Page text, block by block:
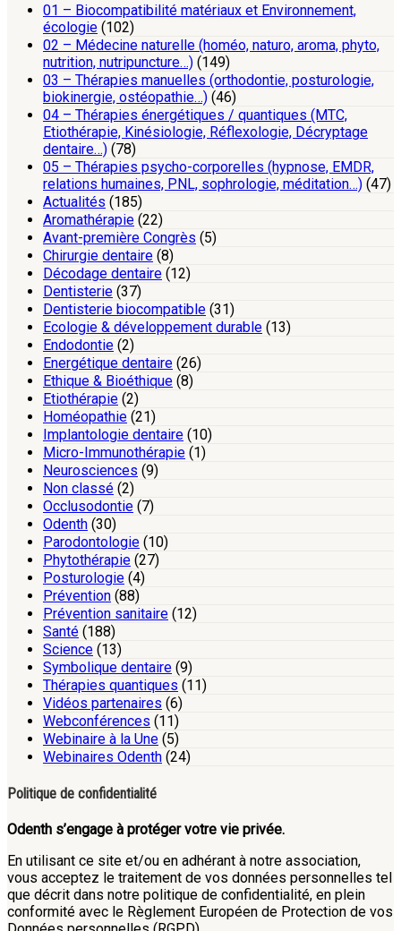
01 – Biocompatibilité matériaux et Environnement,
écologie (102)
02 – Médecine naturelle (homéo, naturo, aroma, phyto,
nutrition, nutripuncture…) (149)
03 – Thérapies manuelles (orthodontie, posturologie,
biokinergie, ostéopathie…) (46)
04 – Thérapies énergétiques / quantiques (MTC,
Etiothérapie, Kinésiologie, Réflexologie, Décryptage
dentaire…) (78)
05 – Thérapies psycho-corporelles (hypnose, EMDR,
relations humaines, PNL, sophrologie, méditation…) (47)
Actualités (185)
Aromathérapie (22)
Avant-première Congrès (5)
Chirurgie dentaire (8)
Décodage dentaire (12)
Dentisterie (37)
Dentisterie biocompatible (31)
Ecologie & développement durable (13)
Endodontie (2)
Energétique dentaire (26)
Ethique & Bioéthique (8)
Etiothérapie (2)
Homéopathie (21)
Implantologie dentaire (10)
Micro-Immunothérapie (1)
Neurosciences (9)
Non classé (2)
Occlusodontie (7)
Odenth (30)
Parodontologie (10)
Phytothérapie (27)
Posturologie (4)
Prévention (88)
Prévention sanitaire (12)
Santé (188)
Science (13)
Symbolique dentaire (9)
Thérapies quantiques (11)
Vidéos partenaires (6)
Webconférences (11)
Webinaire à la Une (5)
Webinaires Odenth (24)
Politique de confidentialité
Odenth s’engage à protéger votre vie privée.
En utilisant ce site et/ou en adhérant à notre association,
vous acceptez le traitement de vos données personnelles tel
que décrit dans notre politique de confidentialité, en plein
conformité avec le Règlement Européen de Protection de vos